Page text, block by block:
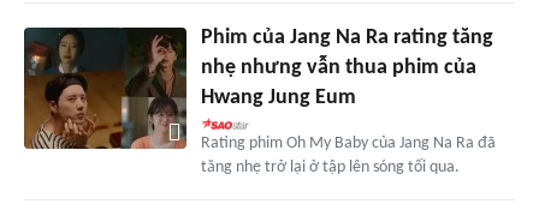
Phim của Jang Na Ra rating tăng
nhẹ nhưng vẫn thua phim của
Hwang Jung Eum
Rating phim Oh My Baby của Jang Na Ra đã
tăng nhẹ trở lại ở tập lên sóng tối qua.